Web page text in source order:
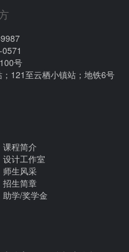
号
121至云栖小镇站；地铁6号
课程简介
设计工作室
师生风采
招生简章
助学/奖学金